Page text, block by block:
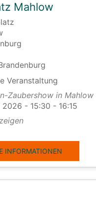
Mahlow
Veranstaltung
Zaubershow in Mahlow
2026 - 15:30 - 16:15
INFORMATIONEN